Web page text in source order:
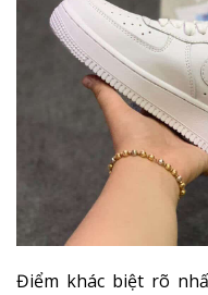
Điểm khác biệt rõ